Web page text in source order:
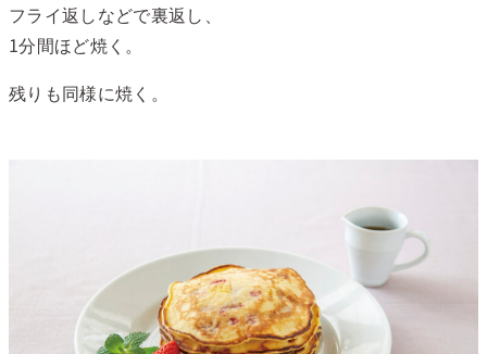
フライ返しなどで裏返し、
1分間ほど焼く。
残りも同様に焼く。